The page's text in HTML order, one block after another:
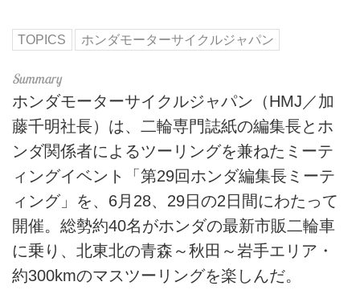
TOPICS ホンダモーターサイクルジャパン
ホンダモーターサイクルジャパン（HMJ／加
藤千明社長）は、二輪専門誌紙の編集長とホ
ンダ関係者によるツーリングを兼ねたミーテ
ィングイベント「第29回ホンダ編集長ミーテ
ィング」を、6月28、29日の2日間にわたって
開催。総勢約40名がホンダの最新市販二輪車
に乗り、北東北の青森～秋田～岩手エリア・
約300kmのマスツーリングを楽しんだ。